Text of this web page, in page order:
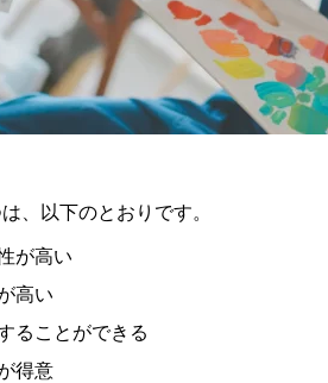
、以下のとおりです。
が高い
高い
ることができる
得意